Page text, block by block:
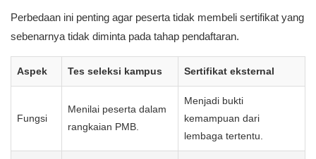
Perbedaan ini penting agar peserta tidak membeli sertifikat yang
sebenarnya tidak diminta pada tahap pendaftaran.
Aspek Tes seleksi kampus Sertifikat eksternal
Fungsi
Menilai peserta dalam
rangkaian PMB.
Menjadi bukti
kemampuan dari
lembaga tertentu.